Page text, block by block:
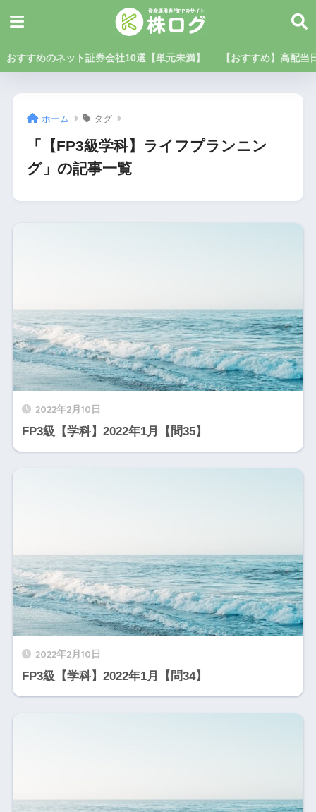
おすすめのネット証券会社10選【単元未満】 【おすすめ】高配当
ホーム タグ
「【FP3級学科】ライフプランニン
グ」の記事一覧
2022年2月10日
FP3級【学科】2022年1月【問35】
2022年2月10日
FP3級【学科】2022年1月【問34】